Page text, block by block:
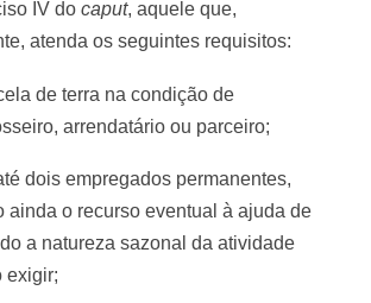
IV docaput, aquele que,
atenda os seguintes requisitos:
de terra na condição de
arrendatário ou parceiro;
dois empregados permanentes,
ainda o recurso eventual à ajuda de
a natureza sazonal da atividade
exigir;